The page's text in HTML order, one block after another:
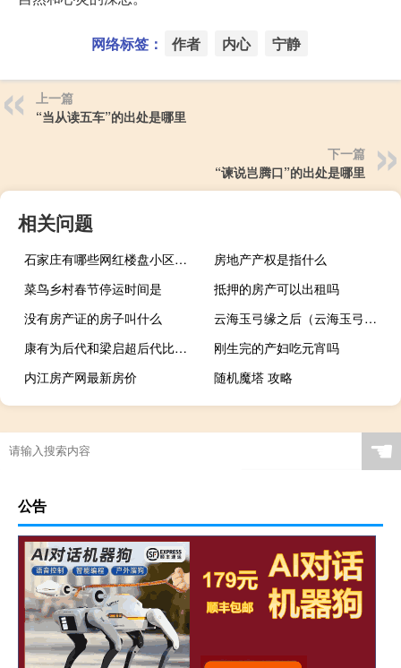
网络标签： 作者 内心 宁静
上一篇
“当从读五车”的出处是哪里
下一篇
“谏说岂腾口”的出处是哪里
相关问题
石家庄有哪些网红楼盘小区？介绍5个最知名地产项目
房地产产权是指什么
菜鸟乡村春节停运时间是
抵押的房产可以出租吗
没有房产证的房子叫什么
云海玉弓缘之后（云海玉弓缘之厉胜男）
康有为后代和梁启超后代比较（康有为后代）
刚生完的产妇吃元宵吗
内江房产网最新房价
随机魔塔 攻略
宁波房产过户在哪里
☚
公告